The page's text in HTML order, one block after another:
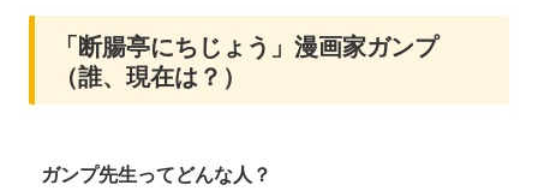
「断腸亭にちじょう」漫画家ガンプ
（誰、現在は？）
ガンプ先生ってどんな人？